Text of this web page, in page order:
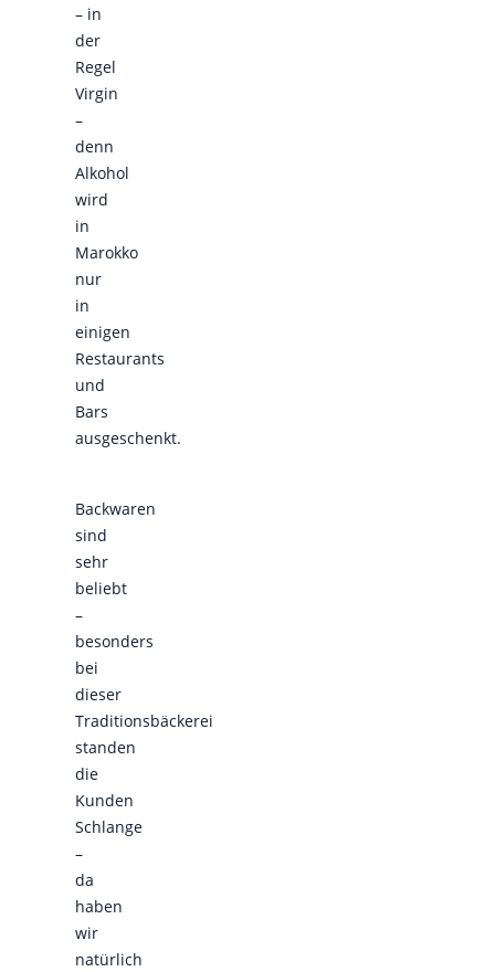
– in
der
Regel
Virgin
–
denn
Alkohol
wird
in
Marokko
nur
in
einigen
Restaurants
und
Bars
ausgeschenkt.
Backwaren
sind
sehr
beliebt
–
besonders
bei
dieser
Traditionsbäckerei
standen
die
Kunden
Schlange
–
da
haben
wir
natürlich